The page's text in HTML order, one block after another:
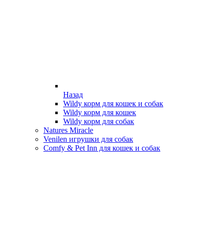
Назад
Wildy корм для кошек и собак
Wildy корм для кошек
Wildy корм для собак
Natures Miracle
Venilen игрушки для собак
Comfy & Pet Inn для кошек и собак